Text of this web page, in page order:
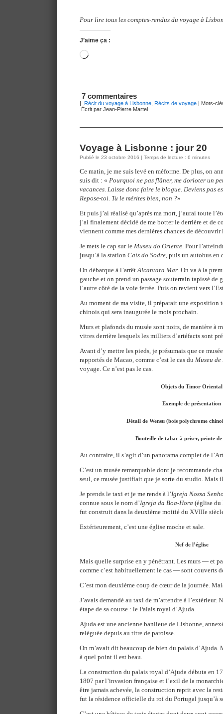
Pour lire tous les comptes-rendus du voyage à
J’aime ça :
Chargement…
7 commentaires
| Récit du voyage à Lisbonne Récits de voyage | Mots-
Écrit par Jean-Pierre Martel
Voyage à Lisbonne : jour 20
Publié le 23 octobre 2016 | Temps de lecture : 6 minutes
Ce matin, je me suis levé en méforme. De plus, on
suis dit : « Pourquoi ne pas flâner, me dorloter un
vacances. Laisse donc faire le blogue. Deviens pas
Repose-toi. Tu le mérites bien, non ?»
Et puis j’ai réalisé qu’après ma mort, j’aurai toute
j’ai finalement décidé de me botter le derrière et de
viennent comme mes dernières chances de
Je mets le cap sur le Museu do Oriente. Pour
jusqu’à la station Cais do Sodre, puis un autobus en
On débarque à l’arrêtAlcantara Mar. On va à la
gauche et on prend un passage souterrain tapissé de
l’autre côté de la voie ferrée. Puis on revient vers
Au moment de ma visite, il préparait une exposition
chinois qui sera inaugurée le mois prochain.
Murs et plafonds du musée sont noirs, de manière à
vitres derrière lesquels les milliers d’artéfacts sont
Avant d’y mettre les pieds, je présumais que ce
rapportés de Macao, comme c’est le cas du Museu
voyage. Ce n’est pas le cas.
Objets du Timor Oriental
Exemple de présentation
Détail de Wensu (bois polychrome
Bouteille de tabac à priser, peinte
Au contraire, il s’agit d’un panorama complet de
C’est un musée remarquable dont je recommande
seul, ce musée justifiait que je sorte du studio. Mais
Je prends le taxi et je me rends à l’Igreja Nossa
connue sous le nom d’Igreja da Boa-Hora (église du
fut construit dans la deuxième moitié du XVIIIe
Extérieurement, c’est une église moche et sale.
Nef de l’église
Mais quelle surprise en y pénétrant. Les murs — et
comme c’est habituellement le cas — sont couverts
C’est mon deuxième coup de cœur de la journée.
J’avais demandé au taxi de m’attendre à l’extérieur.
étape de sa course : le Palais royal d’Ajuda.
Ajuda est une ancienne banlieue de Lisbonne,
reléguée depuis au titre de paroisse.
On m’avait dit beaucoup de bien du palais d’Ajuda.
à quel point il est beau.
La construction du palais royal d’Ajuda débuta en
1807 par l’invasion française et l’exil de la
être jamais achevée, la construction reprit avec la
fut la résidence officielle du roi du Portugal jusqu’à